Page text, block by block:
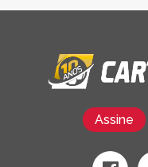
Assine